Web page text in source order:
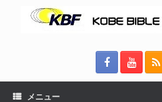
メニュー